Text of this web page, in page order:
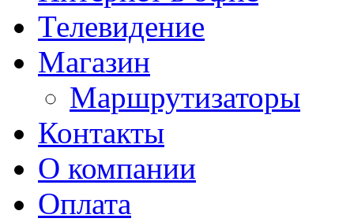
Телевидение
Магазин
Маршрутизаторы
Контакты
О компании
Оплата